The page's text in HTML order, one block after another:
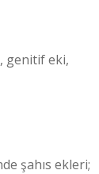
genitif eki,
şahıs ekleri;